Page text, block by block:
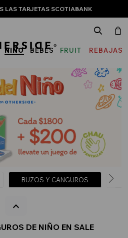
LAS TARJETAS SCOTIABANK
NIÑO BEBÉS
FRUIT
THE
LOOM
REBAJAS
BUZOS Y CANGUROS
DE NIÑO EN SALE